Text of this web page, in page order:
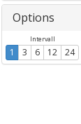
Options
Intervall
1 3 6 12 24